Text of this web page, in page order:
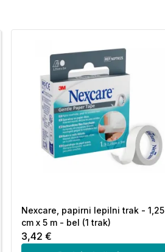
Nexcare, papirni lepilni trak - 1,25
cm x 5 m - bel (1 trak)
3,42 €